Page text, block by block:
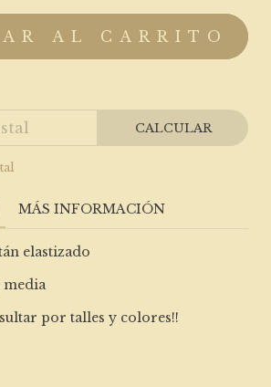
CALCULAR
MÁS INFORMACIÓN
elastizado
por talles y colores!!